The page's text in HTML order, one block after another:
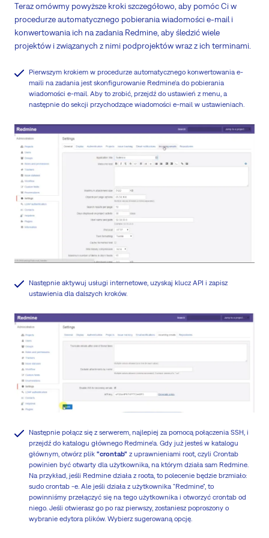
Teraz omówmy powyższe kroki szczegółowo, aby pomóc Ci w
procedurze automatycznego pobierania wiadomości e-mail i
konwertowania ich na zadania Redmine, aby śledzić wiele
projektów i związanych z nimi podprojektów wraz z ich terminami.
Pierwszym krokiem w procedurze automatycznego konwertowania e-
maili na zadania jest skonfigurowanie Redmine'a do pobierania
wiadomości e-mail. Aby to zrobić, przejdź do ustawień z menu, a
następnie do sekcji przychodzące wiadomości e-mail w ustawieniach.
Następnie aktywuj usługi internetowe, uzyskaj klucz API i zapisz
ustawienia dla dalszych kroków.
Następnie połącz się z serwerem, najlepiej za pomocą połączenia SSH, i
przejdź do katalogu głównego Redmine'a. Gdy już jesteś w katalogu
głównym, otwórz plik "crontab" z uprawnieniami root, czyli Crontab
powinien być otwarty dla użytkownika, na którym działa sam Redmine.
Na przykład, jeśli Redmine działa z roota, to polecenie będzie brzmiało:
sudo crontab -e. Ale jeśli działa z użytkownika "Redmine", to
powinniśmy przełączyć się na tego użytkownika i otworzyć crontab od
niego. Jeśli otwierasz go po raz pierwszy, zostaniesz poproszony o
wybranie edytora plików. Wybierz sugerowaną opcję.